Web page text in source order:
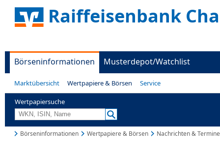
Raiffeisenbank
Börseninformationen Musterdepot/Watchlist
Marktübersicht Wertpapiere & Börsen Service
Wertpapiersuche
Börseninformationen Wertpapiere & Börsen Nachrichten & Termine